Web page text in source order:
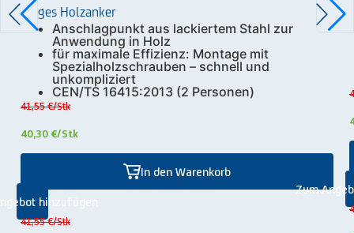
Zarges Holzanker
Anschlagpunkt aus lackiertem Stahl zur
Anwendung in Holz
für maximale Effizienz: Montage mit
Spezialholzschrauben – schnell und
unkompliziert
CEN/TS 16415:2013 (2 Personen)
41,55 €/Stk
40,30 €/Stk
In den Warenkorb
hinzufügen
41,55 €/Stk
Zum